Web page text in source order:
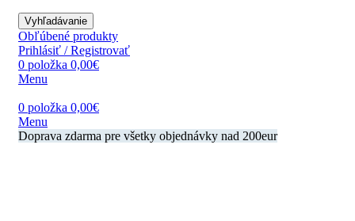
Vyhľadávanie
Obľúbené produkty
Prihlásiť / Registrovať
0 položka 0,00€
Menu
0 položka 0,00€
Menu
Doprava zdarma pre všetky objednávky nad 200eur